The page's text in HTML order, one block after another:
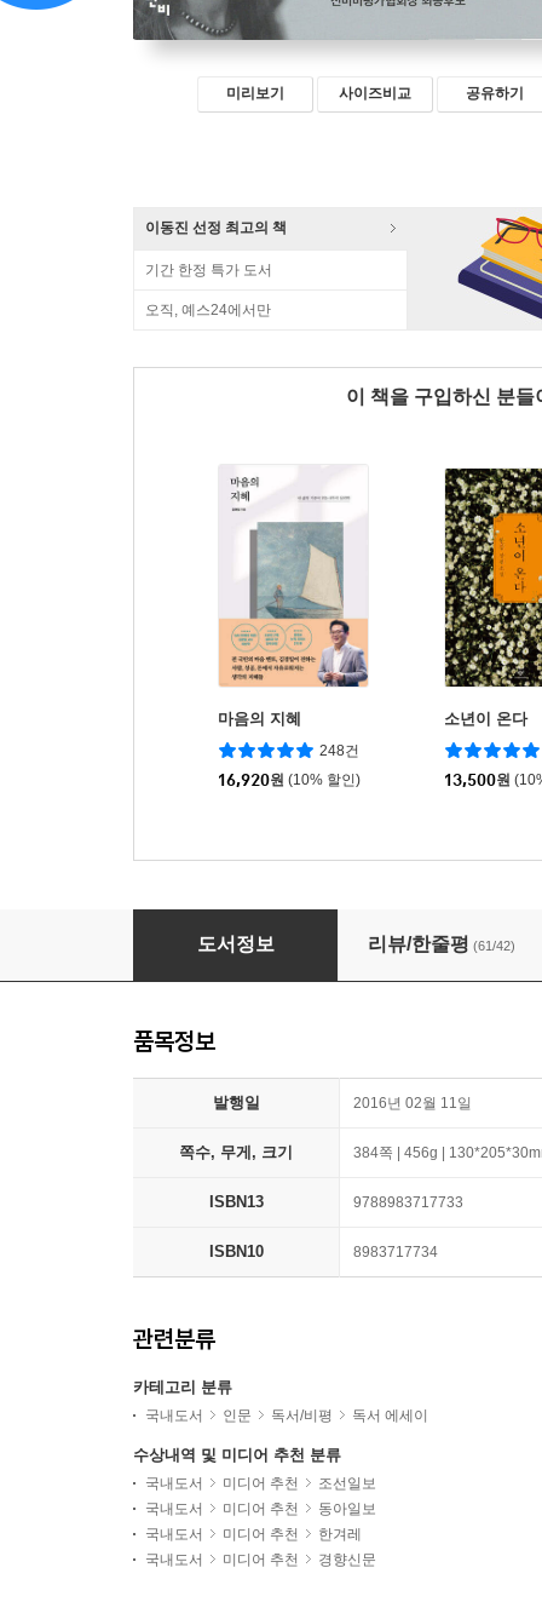
미리보기 사이즈비교 공유하기
이동진 선정 최고의 책
기간 한정 특가 도서
오직, 예스24에서만
이 책을 구입하신 분
마음의 지혜
248건
16,920원 (10% 할인)
소년이 온다
13,500원
멀고도 가까운
도서정보 리뷰/한줄평 (61/42)
품목정보
발행일 2016년 02월 11일
쪽수, 무게, 크기 384쪽 | 456g |
ISBN13 9788983717733
ISBN10 8983717734
관련분류
카테고리 분류
국내도서 인문 독서/비평 독서 에세이
수상내역 및 미디어 추천 분류
국내도서 미디어 추천
조선일보
국내도서
미디어 추천
동아일보
국내도서
미디어 추천
한겨레
국내도서
미디어 추천 경향신문